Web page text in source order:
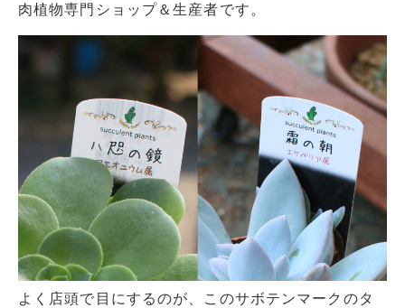
肉植物専門ショップ＆生産者です。
よく店頭で目にするのが、このサボテンマークのタ